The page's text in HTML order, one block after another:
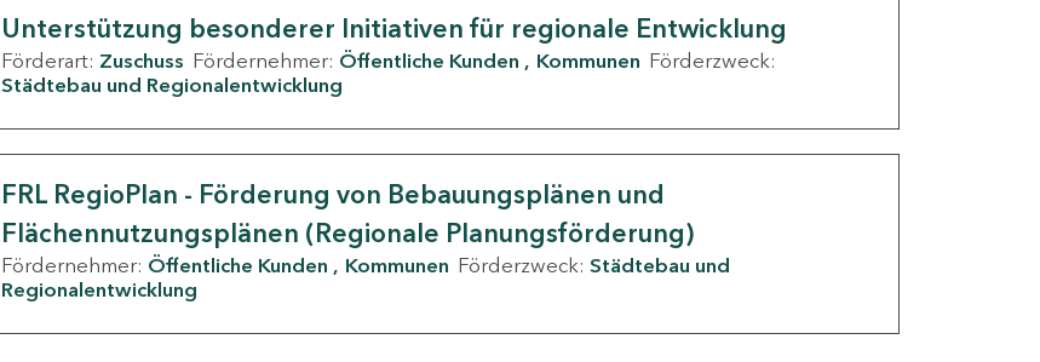
Unterstützung besonderer Initiativen für regionale Entwicklung
Förderart: Zuschuss Fördernehmer: Öffentliche Kunden Kommunen Förderzweck:
Städtebau und Regionalentwicklung
FRL RegioPlan - Förderung von Bebauungsplänen und
Flächennutzungsplänen (Regionale Planungsförderung)
Fördernehmer: Öffentliche Kunden Kommunen Förderzweck: Städtebau und
Regionalentwicklung